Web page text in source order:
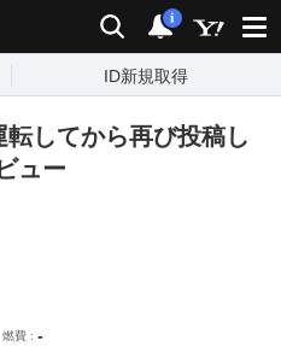
検索 通知
i
ID新規取得
してから再び投稿し
ュー
燃費 -